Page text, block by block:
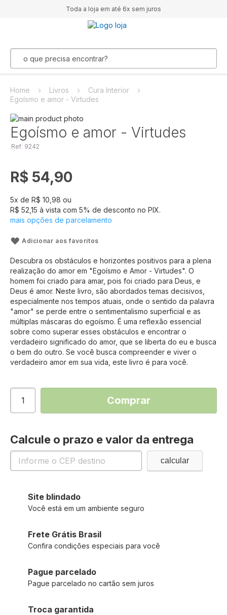
Toda a loja em até 6x sem juros
Home Livros
Cura Interior
Egoísmo e amor - Virtudes
Pular
para
o
final
Galeria
de
Saltar
para
o
Galeria
imagens
Egoísmo e amor - Virtudes
Ref: 9242
R$ 54,90
5x de R$ 10,98 ou
R$ 52,15 à vista com 5% de desconto no PIX.
mais opções de parcelamento
Adicionar aos favoritos
Descubra os obstáculos e horizontes positivos para a plena
realização do amor em "Egoísmo e Amor - Virtudes". O
homem foi criado para amar, pois foi criado para Deus, e
Deus é amor. Neste livro, são abordados temas decisivos,
especialmente nos tempos atuais, onde o sentido da palavra
"amor" se perde entre o sentimentalismo superficial e as
múltiplas máscaras do egoísmo. É uma reflexão essencial
sobre como superar esses obstáculos e encontrar o
verdadeiro significado do amor, que se liberta do eu e busca
o bem do outro. Se você busca compreender e viver o
verdadeiro amor em sua vida, este livro é para você.
Comprar
Calcule o prazo e valor da entrega
Site blindado
Você está em um ambiente seguro
Frete Grátis Brasil
Confira condições especiais para você
Pague parcelado
Pague parcelado no cartão sem juros
Troca garantida